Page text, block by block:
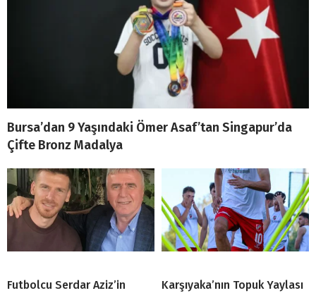
Bursa’dan 9 Yaşındaki Ömer Asaf’tan Singapur’da
Çifte Bronz Madalya
Futbolcu Serdar Aziz’in
Karşıyaka’nın Topuk Yaylası